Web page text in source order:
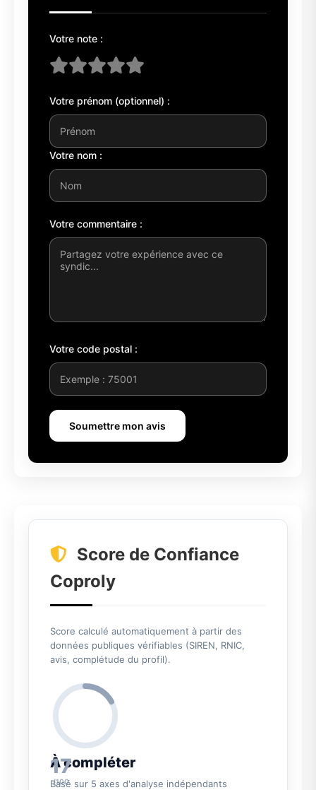
Votre note :
Votre prénom (optionnel) :
Votre nom :
Votre commentaire :
Votre code postal :
Soumettre mon avis
Score de Confiance
Coproly
Score calculé automatiquement à partir des
données publiques vérifiables (SIREN, RNIC,
avis, complétude du profil).
17
/100
À compléter
Basé sur 5 axes d'analyse indépendants